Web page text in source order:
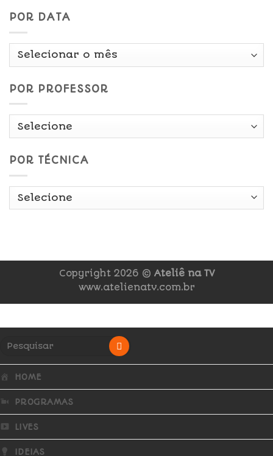
POR DATA
Por
POR PROFESSOR
POR TÉCNICA
Copyright 2026 © Ateliê na TV
www.atelienatv.com.br
HOME
PROGRAMAS
LIVES
IDEIAS